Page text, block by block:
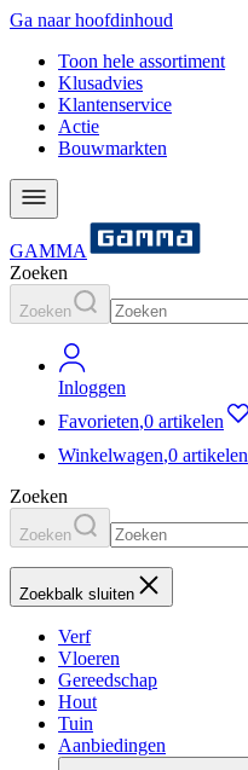
Ga naar hoofdinhoud
Toon hele assortiment
Klusadvies
Klantenservice
Actie
Bouwmarkten
GAMMA
Zoeken
Zoeken
Inloggen
Favorieten,0 artikelen
Winkelwagen,0 artikelen
Zoeken
Zoeken
Zoekbalk sluiten
Verf
Vloeren
Gereedschap
Hout
Tuin
Aanbiedingen